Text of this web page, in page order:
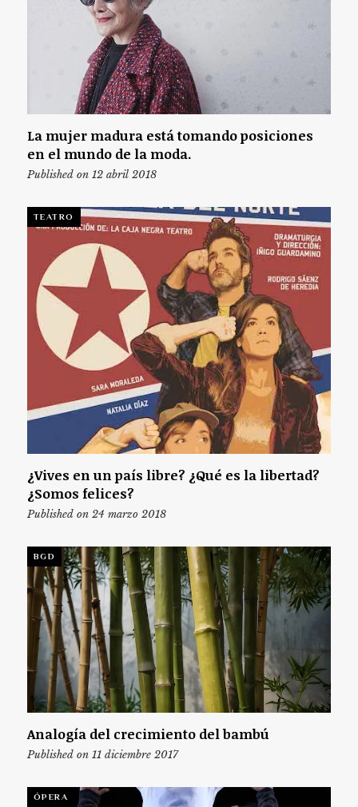
La mujer madura está tomando posiciones
en el mundo de la moda.
Published on 12 abril 2018
TEATRO
¿Vives en un país libre? ¿Qué es la libertad?
¿Somos felices?
Published on 24 marzo 2018
BGD
Analogía del crecimiento del bambú
Published on 11 diciembre 2017
ÓPERA